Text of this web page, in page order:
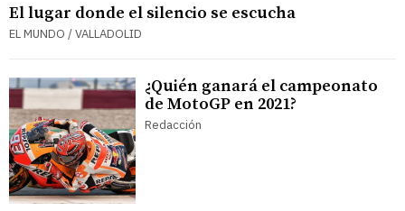
El lugar donde el silencio se escucha
EL MUNDO / VALLADOLID
¿Quién ganará el campeonato
de MotoGP en 2021?
Redacción